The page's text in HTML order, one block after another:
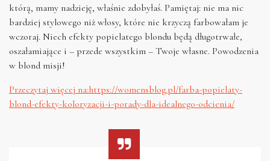
którą, mamy nadzieję, właśnie zdobyłaś. Pamiętaj: nie ma nic
bardziej stylowego niż włosy, które nie krzyczą farbowałam je
wczoraj. Niech efekty popielatego blondu będą długotrwałe,
oszałamiające i – przede wszystkim – Twoje własne. Powodzenia
w blond misji!
Przeczytaj więcej na:https://womensblog.pl/farba-popielaty-
blond-efekty-koloryzacji-i-porady-dla-idealnego-odcienia/